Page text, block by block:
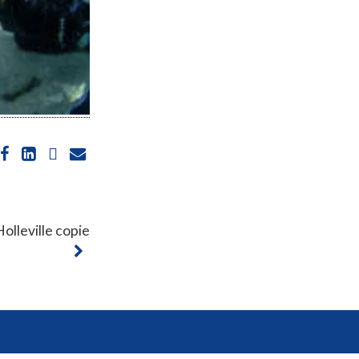
copie
Personnalisez vos préférences pour contrôler la manière dont